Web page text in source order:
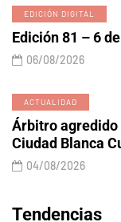
EDICIÓN DIGITAL
Edición 81 – 6
06/08/2026
ACTUALIDAD
Árbitro
Ciudad Blanca
04/08/2026
Tendencias